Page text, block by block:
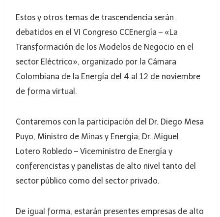
Estos y otros temas de trascendencia serán
debatidos en el VI Congreso CCEnergía – «La
Transformación de los Modelos de Negocio en el
sector Eléctrico», organizado por la Cámara
Colombiana de la Energía del 4 al 12 de noviembre
de forma virtual.
Contaremos con la participación del Dr. Diego Mesa
Puyo, Ministro de Minas y Energía; Dr. Miguel
Lotero Robledo – Viceministro de Energía y
conferencistas y panelistas de alto nivel tanto del
sector público como del sector privado.
De igual forma, estarán presentes empresas de alto